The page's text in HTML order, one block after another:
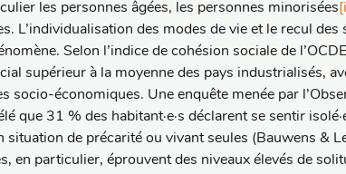
les personnes âgées, les personnes minorisées
L’individualisation des modes de vie et le recul
Selon l’indice de cohésion sociale de
supérieur à la moyenne des pays industrialisés,
socio-économiques. Une enquête menée par
que 31 % des habitant·e·s déclarent se sentir
situation de précarité ou vivant seules (Bauwens &
en particulier, éprouvent des niveaux élevés de